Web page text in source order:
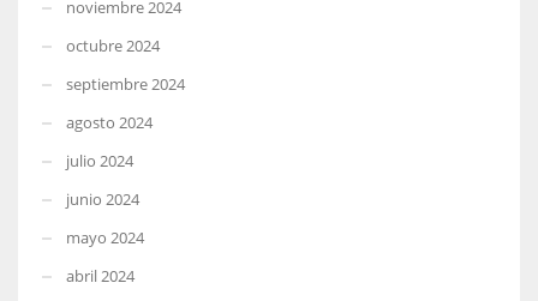
noviembre 2024
octubre 2024
septiembre 2024
agosto 2024
julio 2024
junio 2024
mayo 2024
abril 2024